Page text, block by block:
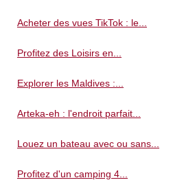
Acheter des vues TikTok : le...
Profitez des Loisirs en...
Explorer les Maldives :...
Arteka-eh : l'endroit parfait...
Louez un bateau avec ou sans...
Profitez d'un camping 4...